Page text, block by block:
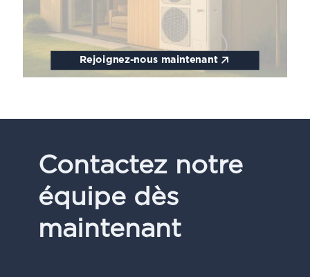
Rejoignez-nous maintenant
Contactez notre
équipe dès
maintenant